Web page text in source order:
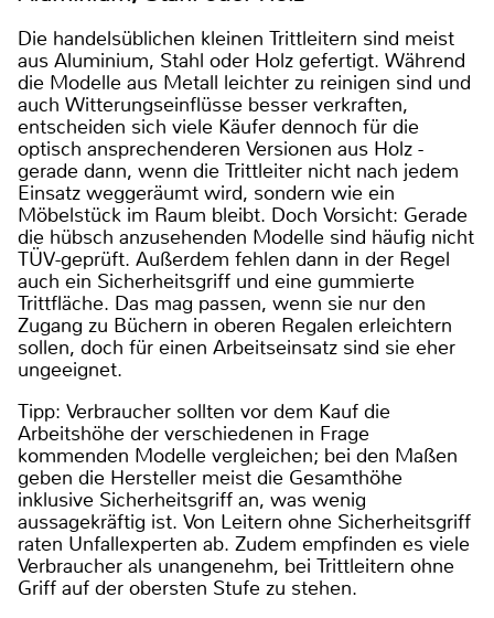
Die handelsüblichen kleinen Trittleitern sind meist
aus Aluminium, Stahl oder Holz gefertigt. Während
die Modelle aus Metall leichter zu reinigen sind und
auch Witterungseinflüsse besser verkraften,
entscheiden sich viele Käufer dennoch für die
optisch ansprechenderen Versionen aus Holz -
gerade dann, wenn die Trittleiter nicht nach jedem
Einsatz weggeräumt wird, sondern wie ein
Möbelstück im Raum bleibt. Doch Vorsicht: Gerade
die hübsch anzusehenden Modelle sind häufig nicht
TÜV-geprüft. Außerdem fehlen dann in der Regel
auch ein Sicherheitsgriff und eine gummierte
Trittfläche. Das mag passen, wenn sie nur den
Zugang zu Büchern in oberen Regalen erleichtern
sollen, doch für einen Arbeitseinsatz sind sie eher
ungeeignet.
Tipp: Verbraucher sollten vor dem Kauf die
Arbeitshöhe der verschiedenen in Frage
kommenden Modelle vergleichen; bei den Maßen
geben die Hersteller meist die Gesamthöhe
inklusive Sicherheitsgriff an, was wenig
aussagekräftig ist. Von Leitern ohne Sicherheitsgriff
raten Unfallexperten ab. Zudem empfinden es viele
Verbraucher als unangenehm, bei Trittleitern ohne
Griff auf der obersten Stufe zu stehen.